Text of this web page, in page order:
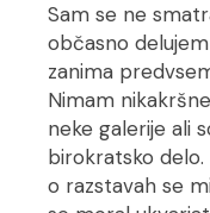
Sam se ne
občasno
zanima
Nimam
neke galerije ali
birokratsko
o razstavah se